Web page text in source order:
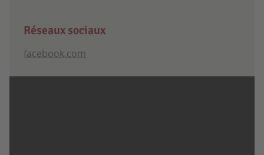
Réseaux sociaux
facebook.com